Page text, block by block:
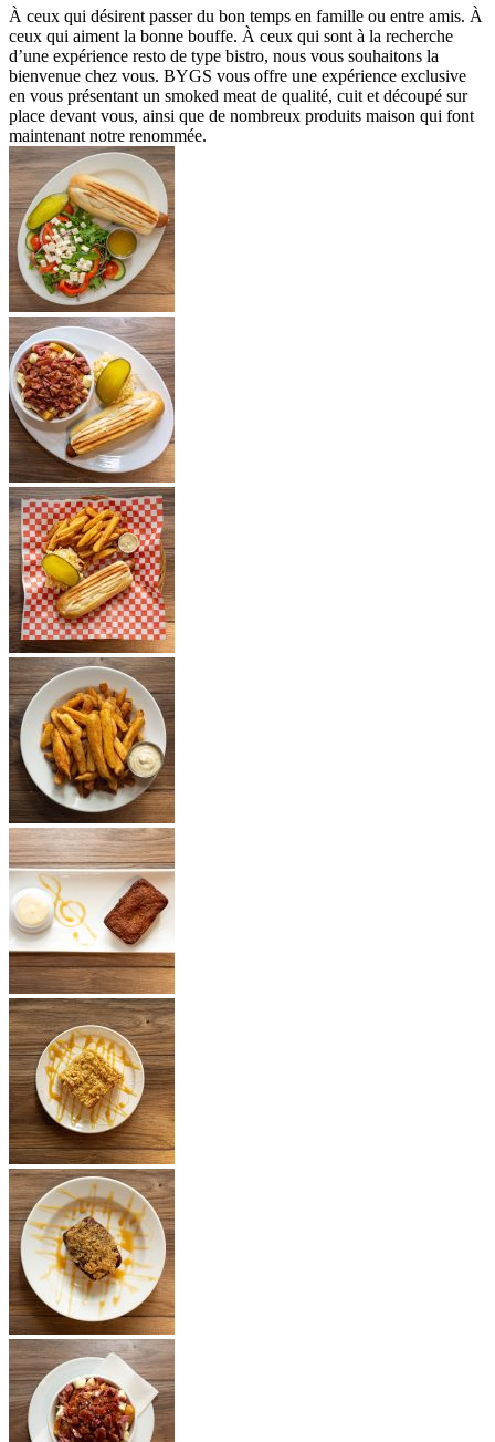
À ceux qui désirent passer du bon temps en famille ou entre amis. À
ceux qui aiment la bonne bouffe. À ceux qui sont à la recherche
d’une expérience resto de type bistro, nous vous souhaitons la
bienvenue chez vous. BYGS vous offre une expérience exclusive
en vous présentant un smoked meat de qualité, cuit et découpé sur
place devant vous, ainsi que de nombreux produits maison qui font
maintenant notre renommée.